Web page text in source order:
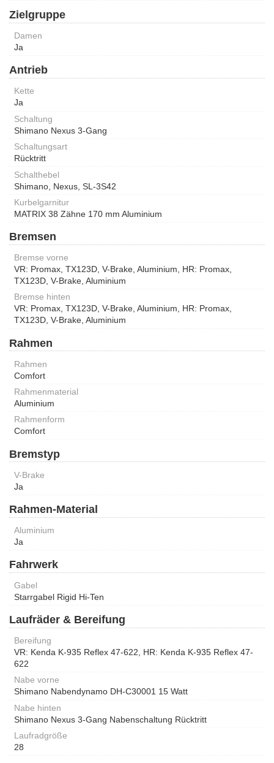
Zielgruppe
Damen
Ja
Antrieb
Kette
Ja
Schaltung
Shimano Nexus 3-Gang
Schaltungsart
Rücktritt
Schalthebel
Shimano, Nexus, SL-3S42
Kurbelgarnitur
MATRIX 38 Zähne 170 mm Aluminium
Bremsen
Bremse vorne
VR: Promax, TX123D, V-Brake, Aluminium, HR: Promax,
TX123D, V-Brake, Aluminium
Bremse hinten
VR: Promax, TX123D, V-Brake, Aluminium, HR: Promax,
TX123D, V-Brake, Aluminium
Rahmen
Rahmen
Comfort
Rahmenmaterial
Aluminium
Rahmenform
Comfort
Bremstyp
V-Brake
Ja
Rahmen-Material
Aluminium
Ja
Fahrwerk
Gabel
Starrgabel Rigid Hi-Ten
Laufräder & Bereifung
Bereifung
VR: Kenda K-935 Reflex 47-622, HR: Kenda K-935 Reflex 47-
622
Nabe vorne
Shimano Nabendynamo DH-C30001 15 Watt
Nabe hinten
Shimano Nexus 3-Gang Nabenschaltung Rücktritt
Laufradgröße
28